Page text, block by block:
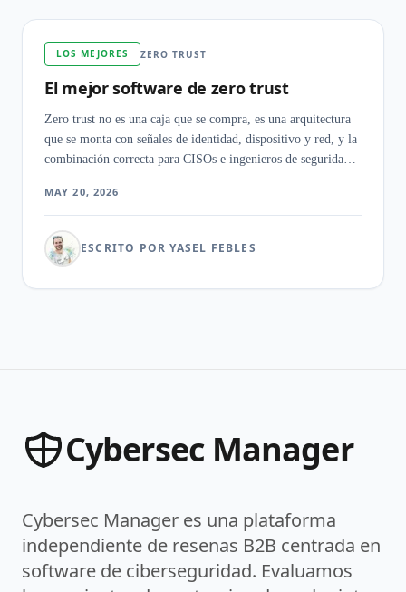
LOS MEJORES ZERO TRUST
El mejor software de zero trust
Zero trust no es una caja que se compra, es una arquitectura
que se monta con señales de identidad, dispositivo y red, y la
combinación correcta para CISOs e ingenieros de seguridad
marketing que de cuál es la costura que filtra acceso hoy en el
stack que ya tienes.
MAY 20, 2026
ESCRITO POR YASEL FEBLES
Cybersec Manager
Cybersec Manager es una plataforma
independiente de resenas B2B centrada en
software de ciberseguridad. Evaluamos